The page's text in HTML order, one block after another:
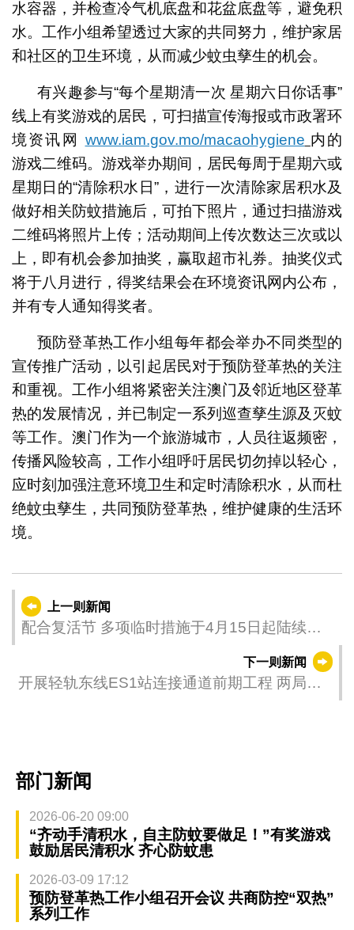
水容器，并检查冷气机底盘和花盆底盘等，避免积
水。工作小组希望透过大家的共同努力，维护家居
和社区的卫生环境，从而减少蚊虫孳生的机会。
有兴趣参与“每个星期清一次 星期六日你话事”
线上有奖游戏的居民，可扫描宣传海报或市政署环
境资讯网 www.iam.gov.mo/macaohygiene 内的
游戏二维码。游戏举办期间，居民每周于星期六或
星期日的“清除积水日”，进行一次清除家居积水及
做好相关防蚊措施后，可拍下照片，通过扫描游戏
二维码将照片上传；活动期间上传次数达三次或以
上，即有机会参加抽奖，赢取超市礼券。抽奖仪式
将于八月进行，得奖结果会在环境资讯网内公布，
并有专人通知得奖者。
预防登革热工作小组每年都会举办不同类型的
宣传推广活动，以引起居民对于预防登革热的关注
和重视。工作小组将紧密关注澳门及邻近地区登革
热的发展情况，并已制定一系列巡查孳生源及灭蚊
等工作。澳门作为一个旅游城市，人员往返频密，
传播风险较高，工作小组呼吁居民切勿掉以轻心，
应时刻加强注意环境卫生和定时清除积水，从而杜
绝蚊虫孳生，共同预防登革热，维护健康的生活环
境。
上一则新闻
配合复活节 多项临时措施于4月15日起陆续实
下一则新闻
开展轻轨东线ES1站连接通道前期工程 两局向
部门新闻
2026-06-20 09:00
“齐动手清积水，自主防蚊要做足！”有奖游戏
鼓励居民清积水 齐心防蚊患
2026-03-09 17:12
预防登革热工作小组召开会议 共商防控“双热”
系列工作